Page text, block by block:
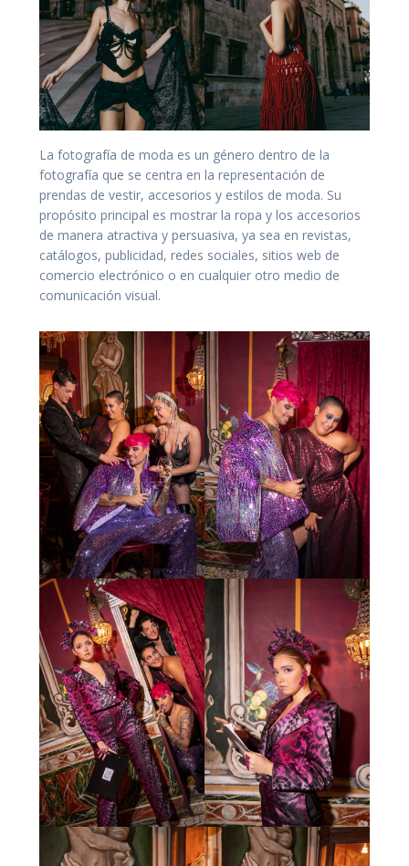
La fotografía de moda es un género dentro de la
fotografía que se centra en la representación de
prendas de vestir, accesorios y estilos de moda. Su
propósito principal es mostrar la ropa y los accesorios
de manera atractiva y persuasiva, ya sea en revistas,
catálogos, publicidad, redes sociales, sitios web de
comercio electrónico o en cualquier otro medio de
comunicación visual.